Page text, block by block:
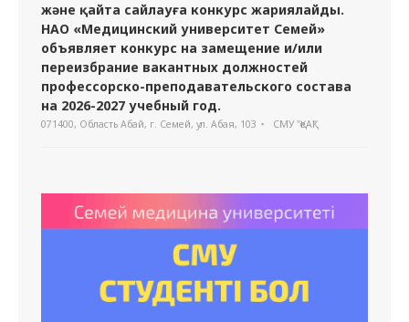
және қайта сайлауға конкурс жариялайды.
НАО «Медицинский университет Семей»
объявляет конкурс на замещение и/или
переизбрание вакантных должностей
профессорско-преподавательского состава
на 2026-2027 учебный год.
071400, Область Абай, г. Семей, ул. Абая, 103 СМУ "ҚеАҚ"